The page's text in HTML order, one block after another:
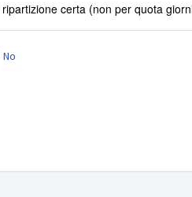
certa (non per quota
No